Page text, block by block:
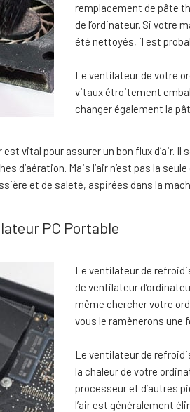
remplacement de pâte
de l’ordinateur. Si votre
été nettoyés, il est
Le ventilateur de votre
vitaux étroitement
changer également la
vital pour assurer un bon flux d’air. Il
d’aération. Mais l’air n’est pas la
et de saleté, aspirées dans la
PC Portable
Le ventilateur de
de ventilateur
même chercher votre
vous le ramènerons une
Le ventilateur de
la chaleur de votre
processeur et d’autres
l’air est généralement